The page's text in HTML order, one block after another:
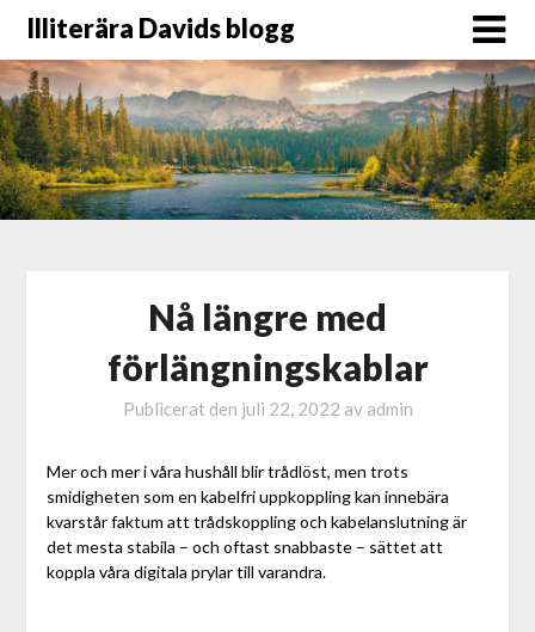
Illiterära Davids blogg
Nå längre med
förlängningskablar
Publicerat den juli 22, 2022 av admin
Mer och mer i våra hushåll blir trådlöst, men trots
smidigheten som en kabelfri uppkoppling kan innebära
kvarstår faktum att trådskoppling och kabelanslutning är
det mesta stabila – och oftast snabbaste – sättet att
koppla våra digitala prylar till varandra.